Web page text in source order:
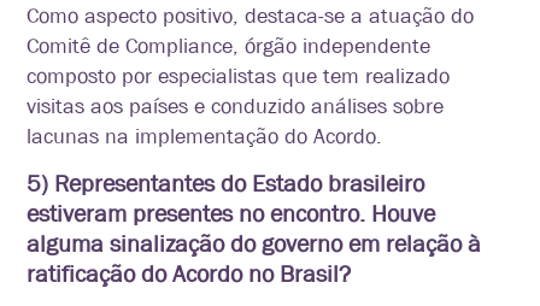
Como aspecto positivo, destaca-se a atuação do
Comitê de Compliance, órgão independente
composto por especialistas que tem realizado
visitas aos países e conduzido análises sobre
lacunas na implementação do Acordo.
5) Representantes do Estado brasileiro
estiveram presentes no encontro. Houve
alguma sinalização do governo em relação à
ratificação do Acordo no Brasil?